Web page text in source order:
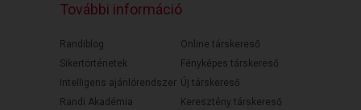
További információ
Randiblog
Sikertörténetek
Intelligens ajánlórendszer
Randi Akadémia
Online társkereső
Fényképes társkereső
Új társkereső
Keresztény társkereső